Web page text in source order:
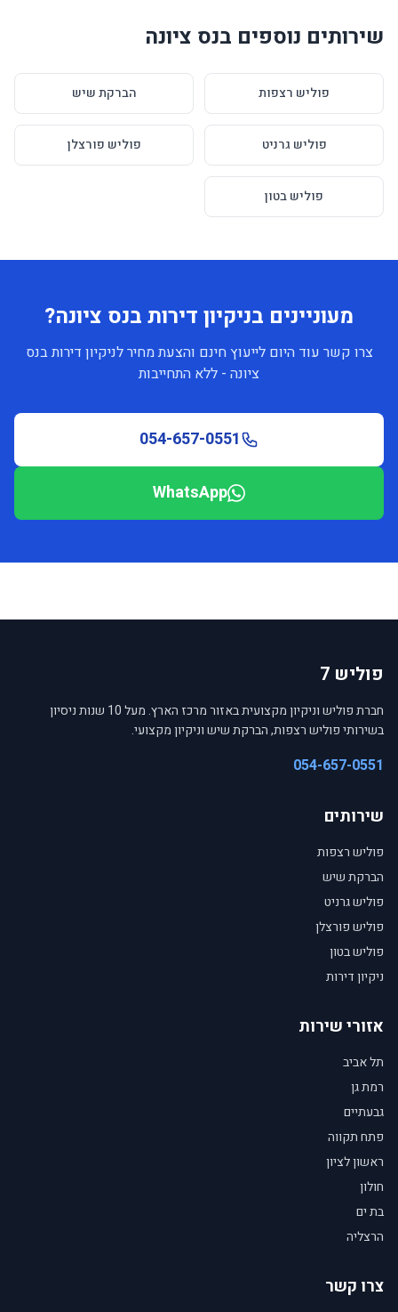
שירותים נוספים בנס ציונה
פוליש רצפות הברקת שיש
פוליש גרניט פוליש פורצלן
פוליש בטון
מעוניינים בניקיון דירות בנס ציונה?
צרו קשר עוד היום לייעוץ חינם והצעת מחיר לניקיון דירות בנס
ציונה - ללא התחייבות
054-657-0551
WhatsApp
פוליש 7
חברת פוליש וניקיון מקצועית באזור מרכז הארץ. מעל 10 שנות ניסיון
בשירותי פוליש רצפות, הברקת שיש וניקיון מקצועי.
054-657-0551
שירותים
פוליש רצפות
הברקת שיש
פוליש גרניט
פוליש פורצלן
פוליש בטון
ניקיון דירות
אזורי שירות
תל אביב
רמת גן
גבעתיים
פתח תקווה
ראשון לציון
חולון
בת ים
הרצליה
צרו קשר